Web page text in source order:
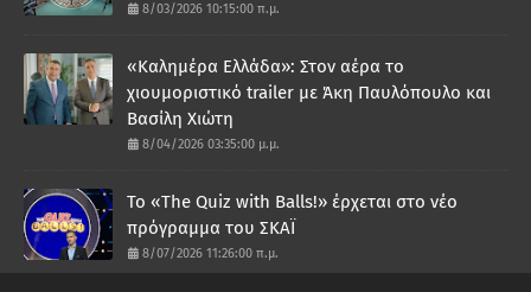
8/03/2026 10:15:00 π.μ.
«Καλημέρα Ελλάδα»: Στον αέρα το
χιουμοριστικό trailer με Άκη Παυλόπουλο και
Βασίλη Χιώτη
8/04/2026 03:35:00 μ.μ.
Το «The Quiz with Balls!» έρχεται στο νέο
πρόγραμμα του ΣΚΑΪ
8/07/2026 11:26:00 π.μ.